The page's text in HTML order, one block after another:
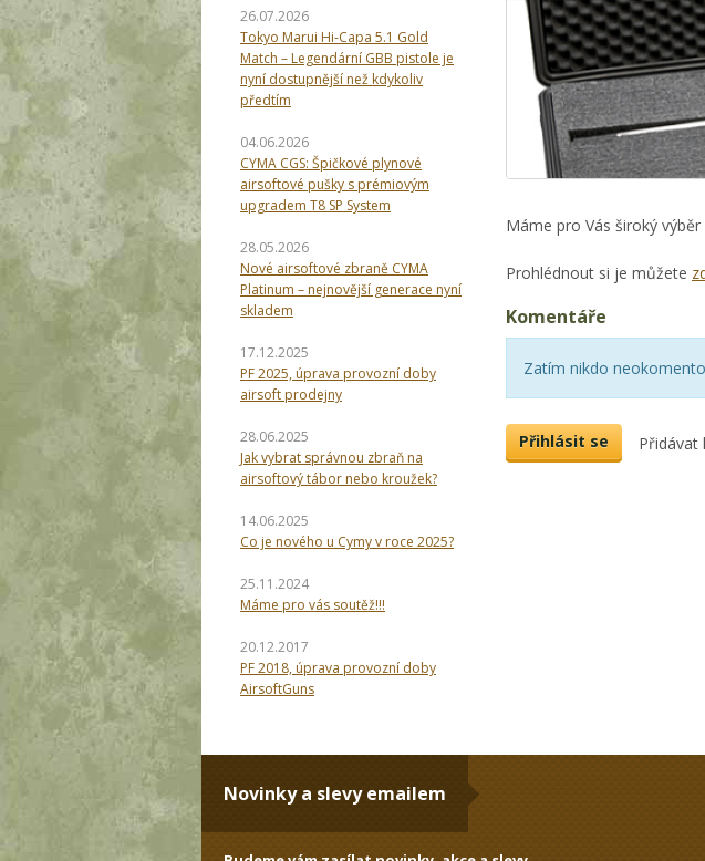
Máme pro Vás široký výběr
Prohlédnout si je můžete
Komentáře
Zatím nikdo
Přidávat
Přihlásit se
26.07.2026
Tokyo Marui Hi-Capa 5.1 Gold
Match – Legendární GBB pistole je
nyní dostupnější než kdykoliv
předtím
04.06.2026
CYMA CGS: Špičkové plynové
airsoftové pušky s prémiovým
upgradem T8 SP System
28.05.2026
Nové airsoftové zbraně CYMA
Platinum – nejnovější generace nyní
skladem
17.12.2025
PF 2025, úprava provozní doby
airsoft prodejny
28.06.2025
Jak vybrat správnou zbraň na
airsoftový tábor nebo kroužek?
14.06.2025
Co je nového u Cymy v roce 2025?
25.11.2024
Máme pro vás soutěž!!!
20.12.2017
PF 2018, úprava provozní doby
AirsoftGuns
Novinky a slevy emailem